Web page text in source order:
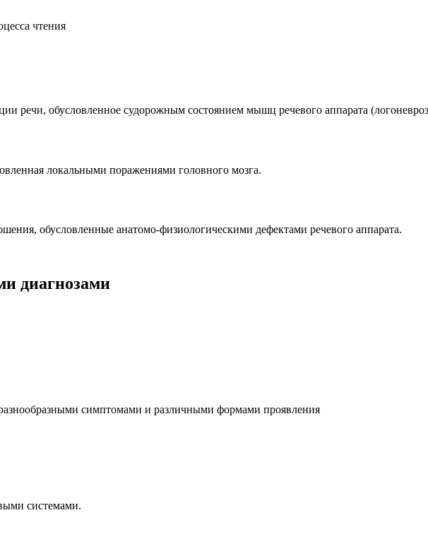
чтения
речи, обусловленное судорожным состоянием мышц речевого аппарата
локальными поражениями головного мозга.
обусловленные анатомо-физиологическими дефектами речевого аппарата.
диагнозами
симптомами и различными формами проявления
системами.